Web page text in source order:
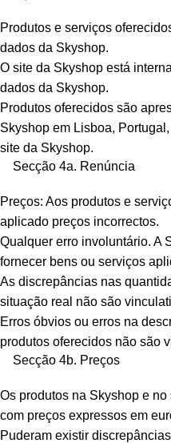
Produtos e serviços
dados da Skyshop.
O site da Skyshop está
dados da Skyshop.
Produtos oferecidos são
Skyshop em Lisboa,
site da Skyshop.
Secção 4a. Renúncia
Preços: Aos produtos e
aplicado preços incorrectos.
Qualquer erro involuntário. A
fornecer bens ou serviços
As discrepâncias nas
situação real não são
Erros óbvios ou erros na
produtos oferecidos não são
Secção 4b. Preços
Os produtos na Skyshop e
com preços expressos em
Puderam existir